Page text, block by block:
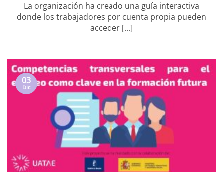
La organización ha creado una guía interactiva
donde los trabajadores por cuenta propia pueden
acceder [...]
03
Dic